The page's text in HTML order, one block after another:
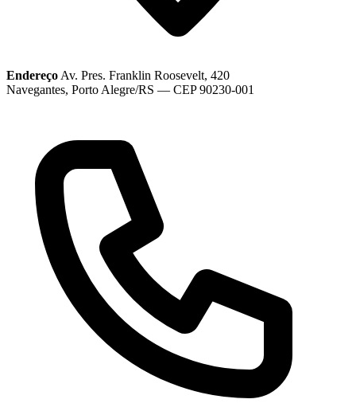
Endereço Av. Pres. Franklin Roosevelt, 420
Navegantes, Porto Alegre/RS — CEP 90230-001